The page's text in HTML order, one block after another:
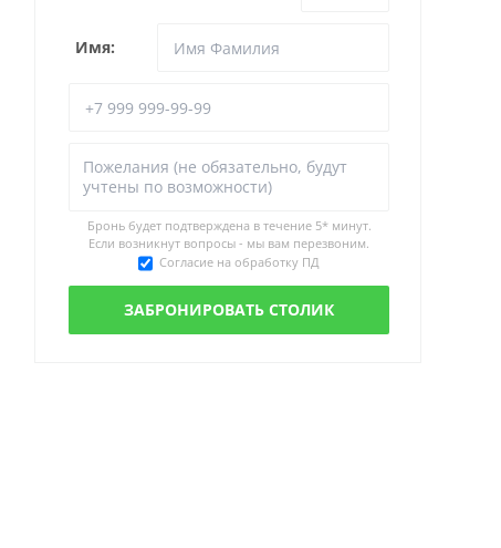
Имя:
Бронь будет подтверждена в течение 5* минут.
Если возникнут вопросы - мы вам перезвоним.
Согласие на обработку ПД